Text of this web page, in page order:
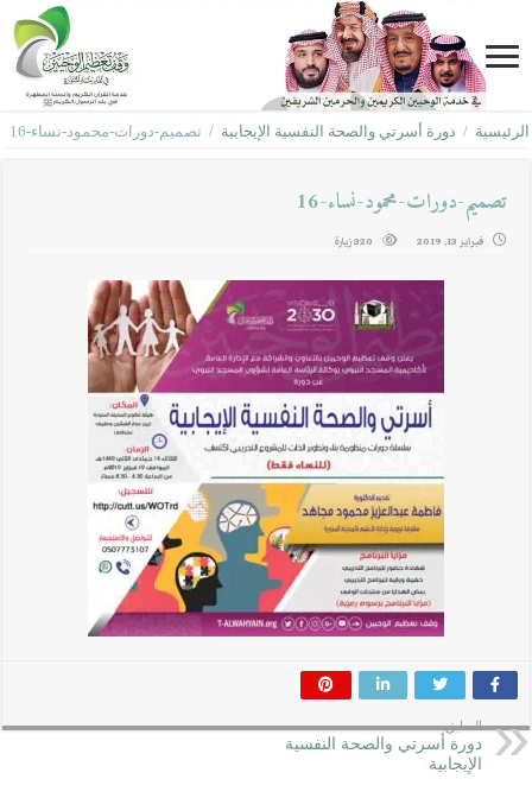
الرئيسية / دورة أسرتي والصحة النفسية الإيجابية / تصميم-دورات-محمود-نساء-16
تصميم-دورات-محمود-نساء-16
فبراير 13, 2019 320 زيارة
السابق
دورة أسرتي والصحة النفسية
الإيجابية